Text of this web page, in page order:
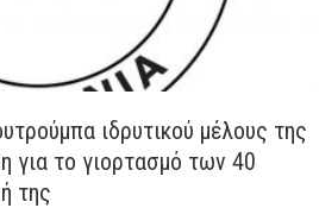
ιδρυτικού μέλους της
για το γιορτασμό των 40
της